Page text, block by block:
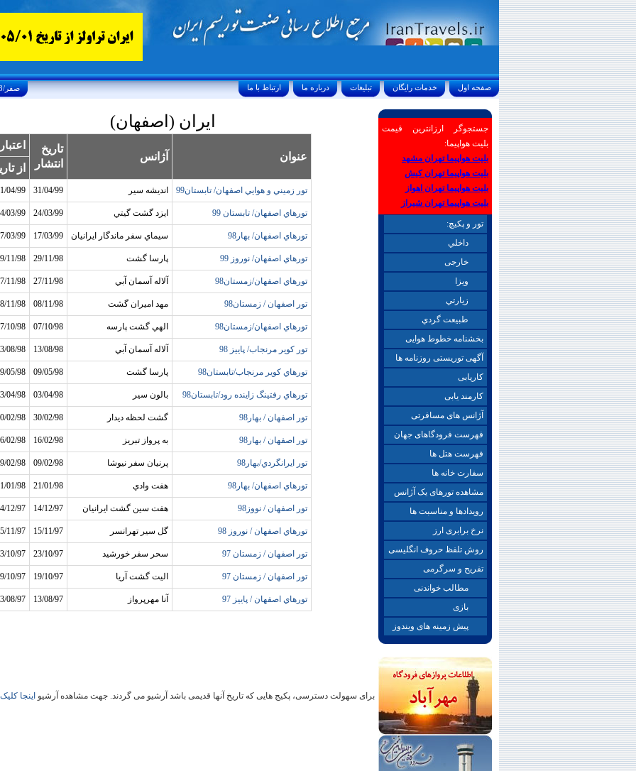
Thursday, August 6, 2026 23/صفر/1448 ارتباط با ما درباره ما تبليغات خدمات رايگان صفحه اول
ايران (اصفهان)
عنوان آژانس
تاريخ
انتشار
اعتبار
از
تور زميني و هوايي اصفهان/ تابستان99 انديشه سير 31/04/99
04/99
تورهاي اصفهان/ تابستان 99 ايزد گشت گيتي 24/03/99
03/99
تورهاي اصفهان/ بهار98 سيماي سفر ماندگار ايرانيان 17/03/99
03/99
تورهاي اصفهان/ نوروز 99 پارسا گشت 29/11/98
11/98
تورهاي اصفهان/زمستان98 آلاله آسمان آبي 27/11/98
11/98
تور اصفهان / زمستان98 مهد اميران گشت 08/11/98
11/98
تورهاي اصفهان/زمستان98 الهي گشت پارسه 07/10/98
10/98
تور کوير مرنجاب/ پاييز 98 آلاله آسمان آبي 13/08/98
08/98
تورهاي کوير مرنجاب/تابستان98 پارسا گشت 09/05/98
05/98
تورهاي رفتينگ زاينده رود/تابستان98 بالون سير 03/04/98
04/98
تور اصفهان / بهار98 گشت لحظه ديدار 30/02/98
02/98
تور اصفهان / بهار98 به پرواز تبريز 16/02/98
02/98
تور ايرانگردي/بهار98 پرنيان سفر نيوشا 09/02/98
02/98
تورهاي اصفهان/ بهار98 هفت وادي 21/01/98
01/98
تور اصفهان / نووز98 هفت سين گشت ايرانيان 14/12/97
12/97
تورهاي اصفهان / نوروز 98 گل سير تهرانسر 15/11/97
11/97
تور اصفهان / زمستان 97 سحر سفر خورشيد 23/10/97
10/97
تور اصفهان / زمستان 97 اليت گشت آريا 19/10/97
10/97
تورهاي اصفهان / پاييز 97 آنا مهرپرواز 13/08/97
08/97
برای سهولت دسترسی، پکیج هایی که تاریخ آنها قدیمی باشد آرشیو می گردند. جهت مشاهده آرشیو اینجا
جستجوگر ارزانترین قیمت
بلیت هواپیما:
بلیت هواپیما تهران مشهد
بلیت هواپیما تهران کیش
بلیت هواپیما تهران اهواز
بلیت هواپیما تهران شیراز
تور و پکیچ:
داخلي
خارجی
ويزا
زيارتي
طبيعت گردي
بخشنامه خطوط هوایی
آگهی توریستی روزنامه ها
کاریابی
کارمند یابی
آژانس های مسافرتی
فهرست فرودگاهای جهان
فهرست هتل ها
سفارت خانه ها
مشاهده تورهای یک آژانس
رویدادها و مناسبت ها
نرخ برابری ارز
روش تلفظ حروف انگلیسی
تفریح و سرگرمی
مطالب خواندنی
بازی
پیش زمینه های ویندوز